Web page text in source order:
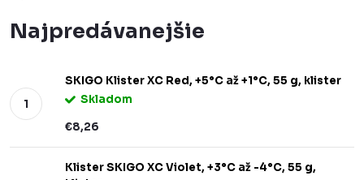
Najpredávanejšie
SKIGO Klister XC Red, +5°C až +1°C, 55 g, klister
Skladom
€8,26
Klister SKIGO XC Violet, +3°C až -4°C, 55 g,